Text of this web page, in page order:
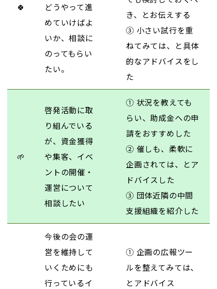
🍀
どうやって進
めていけばよ
いか、相談に
のってもらい
たい。
き、とお伝えする
③ 小さい試行を重
ねてみては、と具体
的なアドバイスをし
た
🌱
啓発活動に取
り組んでいる
が、資金獲得
や集客、イベ
ントの開催・
運営について
相談したい
① 状況を教えても
らい、助成金への申
請をおすすめした
② 催しも、柔軟に
企画されては、とア
ドバイスした
③ 団体近隣の中間
支援組織を紹介した
今後の会の運
営を維持して
いくためにも
行っているイ
① 企画の広報ツー
ルを整えてみては、
とアドバイス